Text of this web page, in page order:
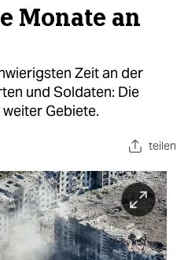
Monate an
Zeit an der
und Soldaten: Die
Gebiete.
teilen